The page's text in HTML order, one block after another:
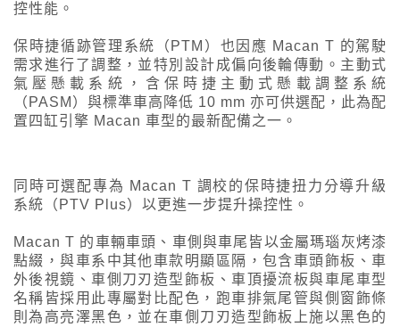
控性能。
保時捷循跡管理系統（PTM）也因應 Macan T 的駕駛
需求進行了調整，並特別設計成偏向後輪傳動。主動式
氣壓懸載系統，含保時捷主動式懸載調整系統
（PASM）與標準車高降低 10 mm 亦可供選配，此為配
置四缸引擎 Macan 車型的最新配備之一。
同時可選配專為 Macan T 調校的保時捷扭力分導升級
系統（PTV Plus）以更進一步提升操控性。
Macan T 的車輛車頭、車側與車尾皆以金屬瑪瑙灰烤漆
點綴，與車系中其他車款明顯區隔，包含車頭飾板、車
外後視鏡、車側刀刃造型飾板、車頂擾流板與車尾車型
名稱皆採用此專屬對比配色，跑車排氣尾管與側窗飾條
則為高亮澤黑色，並在車側刀刃造型飾板上施以黑色的